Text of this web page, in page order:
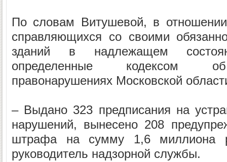
По словам Витушевой, в
справляющихся со своими
зданий в надлежащем
определенные кодексом об
правонарушениях Московской
– Выдано 323 предписания на
нарушений, вынесено 208
штрафа на сумму 1,6 миллиона
руководитель надзорной службы.